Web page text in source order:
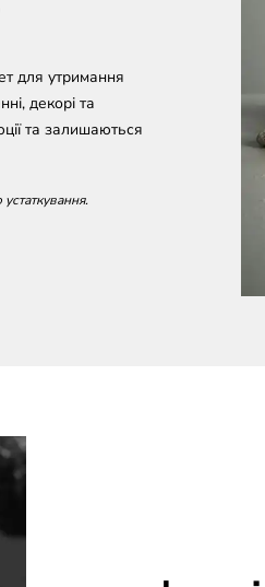
для утримання
декорі та
та залишаються